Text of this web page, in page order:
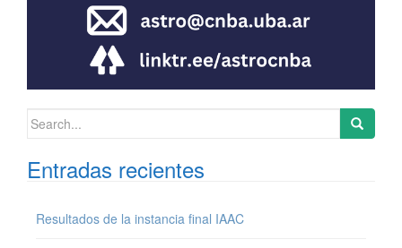
Search for:
Entradas recientes
Resultados de la instancia final IAAC